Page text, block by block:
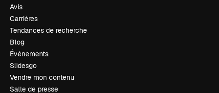
Avis
Carrières
Tendances de recherche
Blog
Événements
Slidesgo
Vendre mon contenu
Salle de presse